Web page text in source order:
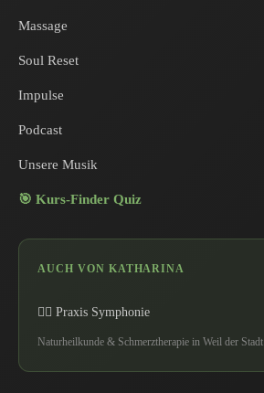
Massage
Soul Reset
Impulse
Podcast
Unsere Musik
🎯 Kurs-Finder Quiz
AUCH VON KATHARINA
💆‍♀️ Praxis Symphonie
Naturheilkunde & Schmerztherapie in Weil der Stadt